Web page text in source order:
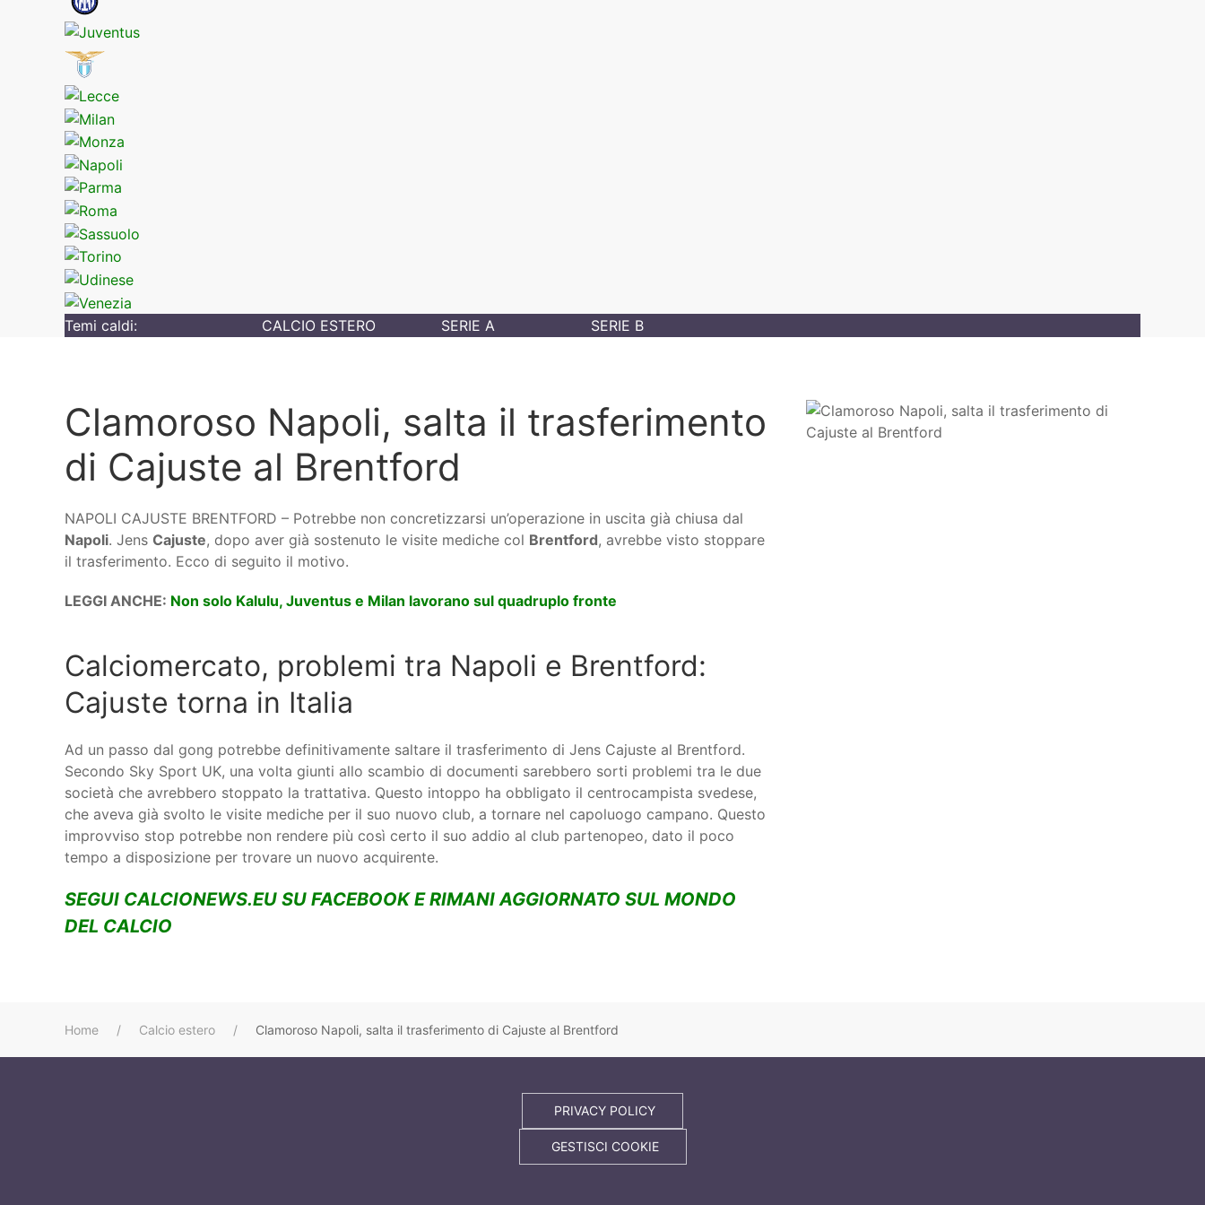
Temi caldi: CALCIO ESTERO SERIE A SERIE B
Clamoroso Napoli, salta il trasferimento
di Cajuste al Brentford
NAPOLI CAJUSTE BRENTFORD – Potrebbe non concretizzarsi un’operazione in uscita già chiusa dal
Napoli. Jens Cajuste, dopo aver già sostenuto le visite mediche col Brentford, avrebbe visto stoppare
il trasferimento. Ecco di seguito il motivo.
LEGGI ANCHE: Non solo Kalulu, Juventus e Milan lavorano sul quadruplo fronte
Calciomercato, problemi tra Napoli e Brentford:
Cajuste torna in Italia
Ad un passo dal gong potrebbe definitivamente saltare il trasferimento di Jens Cajuste al Brentford.
Secondo Sky Sport UK, una volta giunti allo scambio di documenti sarebbero sorti problemi tra le due
società che avrebbero stoppato la trattativa. Questo intoppo ha obbligato il centrocampista svedese,
che aveva già svolto le visite mediche per il suo nuovo club, a tornare nel capoluogo campano. Questo
improvviso stop potrebbe non rendere più così certo il suo addio al club partenopeo, dato il poco
tempo a disposizione per trovare un nuovo acquirente.
SEGUI CALCIONEWS.EU SU FACEBOOK E RIMANI AGGIORNATO SUL MONDO
DEL CALCIO
Home Calcio estero Clamoroso Napoli, salta il trasferimento di Cajuste al Brentford
PRIVACY POLICY
GESTISCI COOKIE